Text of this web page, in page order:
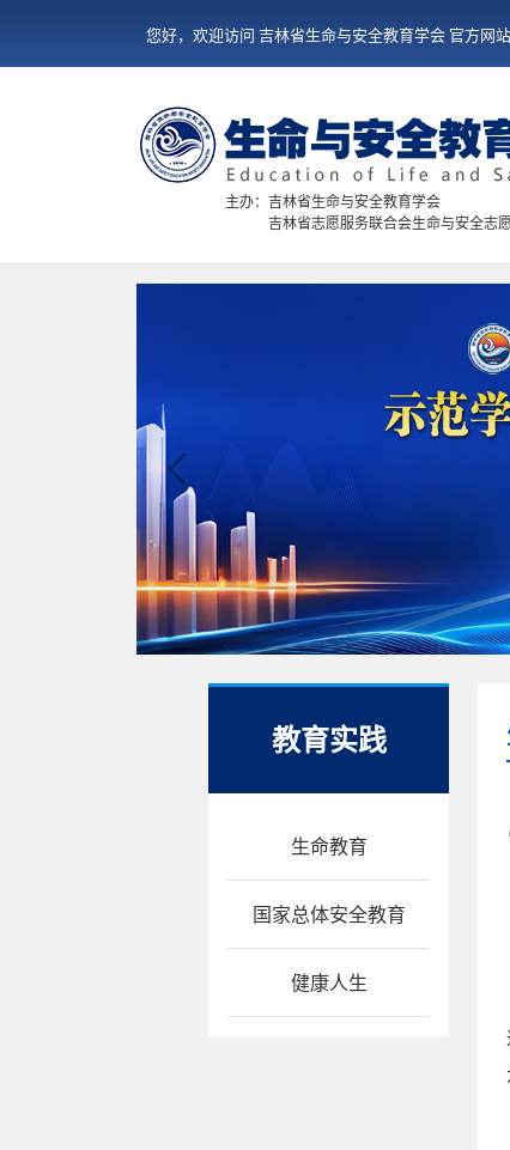
您好，欢迎访问 吉林省生命与安全教育学会 官方网
主办：吉林省生命与安全教育学会
吉林省志愿服务联合会生命与安全志
Previous
教育实践
生命教育
国家总体安全教育
健康人生